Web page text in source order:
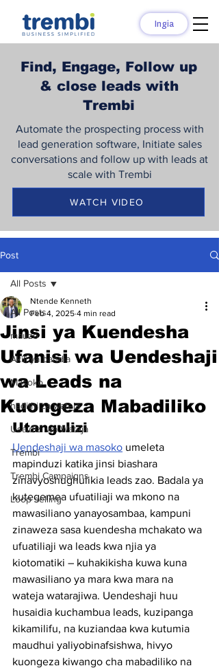
Ingia
Find, Engage, Follow up
& close leads with
Trembi
Automate the prospecting process with
lead generation software, Initiate sales
conversations and follow up with leads at
scale with Trembi
WATCH VIDEO
Post
All Posts
mauzo
Akili ya bandia
Masoko
hadithi za wateja
Usaidizi wa Wateja
Trembi
Trembi Campaigns
Loop selling
All Posts
Jinsi ya Kuendesha
Ufanisi wa Uendeshaji
wa Leads na
Kuongeza Mabadiliko
Ntende Kenneth
Feb 4, 2025 4 min read
Utangulizi
Uendeshaji wa masoko umeleta
mapinduzi katika jinsi biashara
zinavyoshughulikia leads zao. Badala ya
kutegemea ufuatiliaji wa mkono na
mawasiliano yanayosambaa, kampuni
zinaweza sasa kuendesha mchakato wa
ufuatiliaji wa leads kwa njia ya
kiotomatiki – kuhakikisha kuwa kuna
mawasiliano ya mara kwa mara na
wateja watarajiwa. Uendeshaji huu
husaidia kuchambua leads, kuzipanga
kikamilifu, na kuziandaa kwa kutumia
maudhui yaliyobinafsishwa, hivyo
kuongeza kiwango cha mabadiliko na